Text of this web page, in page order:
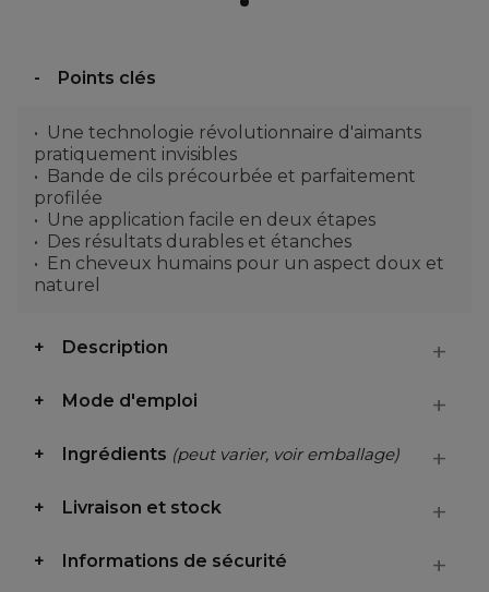
Points clés
Une technologie révolutionnaire d'aimants
pratiquement invisibles
Bande de cils précourbée et parfaitement
profilée
Une application facile en deux étapes
Des résultats durables et étanches
En cheveux humains pour un aspect doux et
naturel
Description
Mode d'emploi
Ingrédients (peut varier, voir emballage)
Livraison et stock
Informations de sécurité